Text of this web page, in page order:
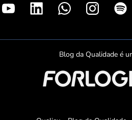
S
o
t
f
y
Blog da Qualidade é